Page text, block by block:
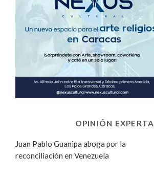
OPINIÓN EXPERTA
Juan Pablo Guanipa aboga por la
reconciliación en Venezuela